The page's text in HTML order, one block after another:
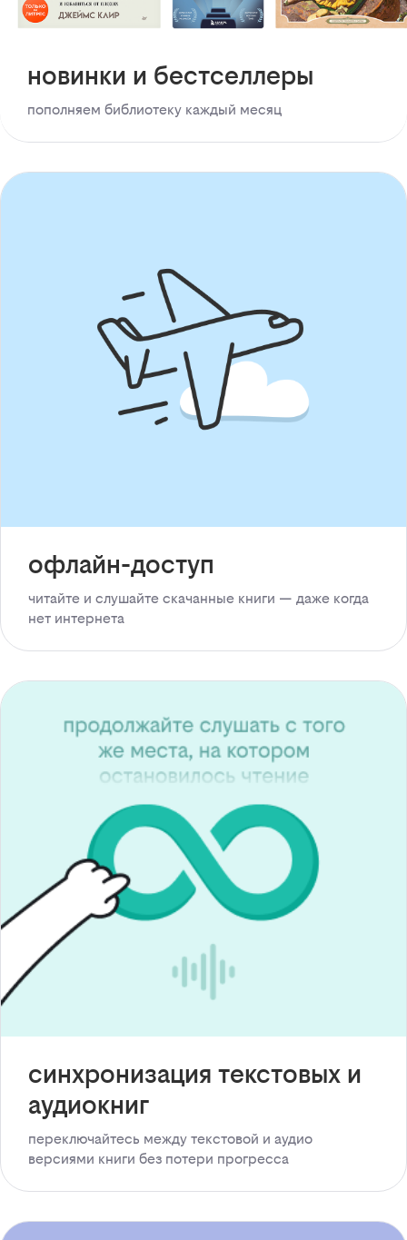
новинки и бестселлеры
пополняем библиотеку каждый месяц
офлайн-доступ
читайте и слушайте скачанные книги — даже когда
нет интернета
синхронизация текстовых и
аудиокниг
переключайтесь между текстовой и аудио
версиями книги без потери прогресса